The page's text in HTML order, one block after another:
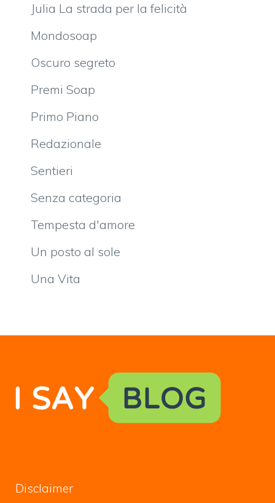
Julia La strada per la felicità
Mondosoap
Oscuro segreto
Premi Soap
Primo Piano
Redazionale
Sentieri
Senza categoria
Tempesta d'amore
Un posto al sole
Una Vita
Disclaimer